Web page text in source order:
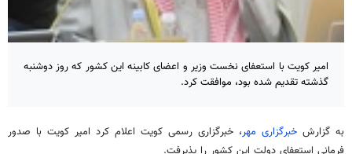
امیر کویت با استعفای نخست وزیر و اعضای کابینه این کشور که روز دوشنبه
گذشته تقدیم شده بود، موافقت کرد.
به گزارش خبرگزاری مهر، خبرگزاری رسمی کویت اعلام کرد امیر کویت با صدور